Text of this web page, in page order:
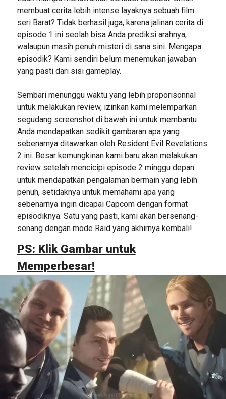
membuat cerita lebih intense layaknya sebuah film
seri Barat? Tidak berhasil juga, karena jalinan cerita di
episode 1 ini seolah bisa Anda prediksi arahnya,
walaupun masih penuh misteri di sana sini. Mengapa
episodik? Kami sendiri belum menemukan jawaban
yang pasti dari sisi gameplay.
Sembari menunggu waktu yang lebih proporisonnal
untuk melakukan review, izinkan kami melemparkan
segudang screenshot di bawah ini untuk membantu
Anda mendapatkan sedikit gambaran apa yang
sebenarnya ditawarkan oleh Resident Evil Revelations
2 ini. Besar kemungkinan kami baru akan melakukan
review setelah mencicipi episode 2 minggu depan
untuk mendapatkan pengalaman bermain yang lebih
penuh, setidaknya untuk memahami apa yang
sebenarnya ingin dicapai Capcom dengan format
episodiknya. Satu yang pasti, kami akan bersenang-
senang dengan mode Raid yang akhirnya kembali!
PS: Klik Gambar untuk
Memperbesar!